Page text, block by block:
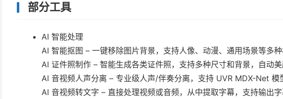
部分工具
AI 智能处理
AI 智能抠图 – 一键移除图片背景，支持人像、动漫、通用场景等多
AI 证件照制作 – 智能生成各类证件照，支持多种尺寸和背景，自动
AI 音视频人声分离 – 专业级人声/伴奏分离，支持 UVR MDX-Net 模
AI 音视频转文字 – 直接处理视频或音频，从中提取字幕，支持输出